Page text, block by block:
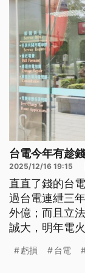
台電今年有趁
2025/12/16 19:15
直直了錢的台
過台電連紲三
外億；而且立
誠大，明年電
虧損 台電